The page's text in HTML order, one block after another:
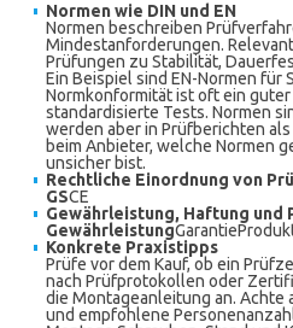
Normen wie DIN und EN
Normen beschreiben
Mindestanforderungen.
Prüfungen zu Stabilität,
Ein Beispiel sind EN-Normen für
Normkonformität ist oft ein
standardisierte Tests. Normen
werden aber in Prüfberichten
beim Anbieter, welche Normen
unsicher bist.
Rechtliche Einordnung von
GSCE
Gewährleistung, Haftung und
Gewährleistung
Konkrete Praxistipps
Prüfe vor dem Kauf, ob ein
nach Prüfprotokollen oder
die Montageanleitung an. Achte
und empfohlene